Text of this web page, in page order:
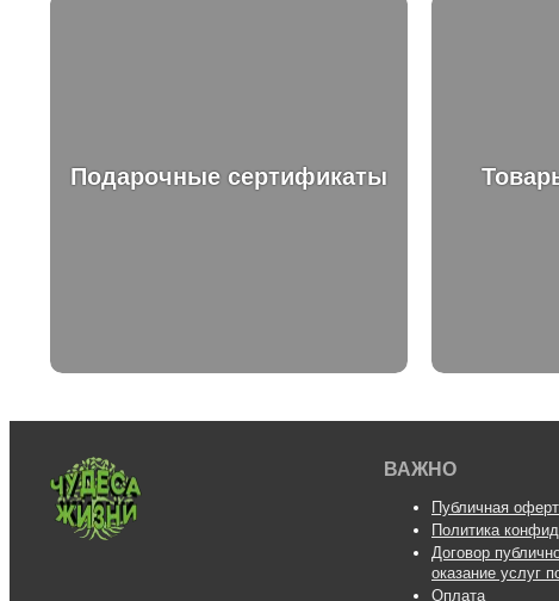
Подарочные сертификаты
ВАЖНО
Публичная
Политика
Договор
оказание услуг
Оплата